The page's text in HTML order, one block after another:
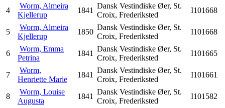
4
Worm, Almeira
Kjellerup
1841
Dansk Vestindiske Øer, St.
Croix, Frederiksted
I101668
5
Worm, Almeira
Kjellerup
1850
Dansk Vestindiske Øer, St.
Croix, Frederiksted
I101668
6
Worm, Emma
Petrina
1841
Dansk Vestindiske Øer, St.
Croix, Frederiksted
I101665
7
Worm,
Henriette Marie
1841
Dansk Vestindiske Øer, St.
Croix, Frederiksted
I101661
8
Worm, Louise
Augusta
1841
Dansk Vestindiske Øer, St.
Croix, Frederiksted
I101582